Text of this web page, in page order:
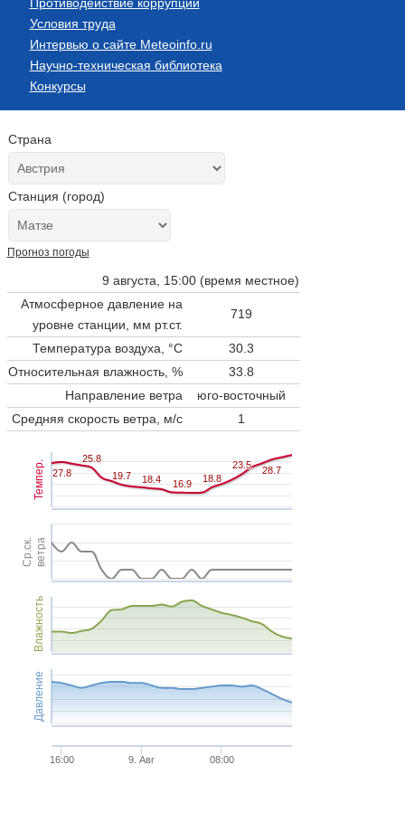
Условия труда
Интервью о сайте Meteoinfo.ru
Научно-техническая библиотека
Конкурсы
Страна
Станция (город)
Прогноз погоды
9 августа, 15:00 (время местное)
Атмосферное давление на
уровне станции, мм рт.ст.
719
Температура воздуха, °C
30.3
Относительная влажность, %
33.8
Направление ветра
юго-восточный
Средняя скорость ветра, м/с
1
Темпер.
Ср.ск.ветра
Влажность
Давление
27.8
27.8
25.8
25.8
19.7
19.7 18.4
18.4 16.9
16.9 18.8
18.8
23.5
23.5 28.7
28.7
16:00 9. Авг 08:00